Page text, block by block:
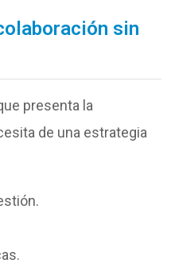
sin
presenta la
de una estrategia